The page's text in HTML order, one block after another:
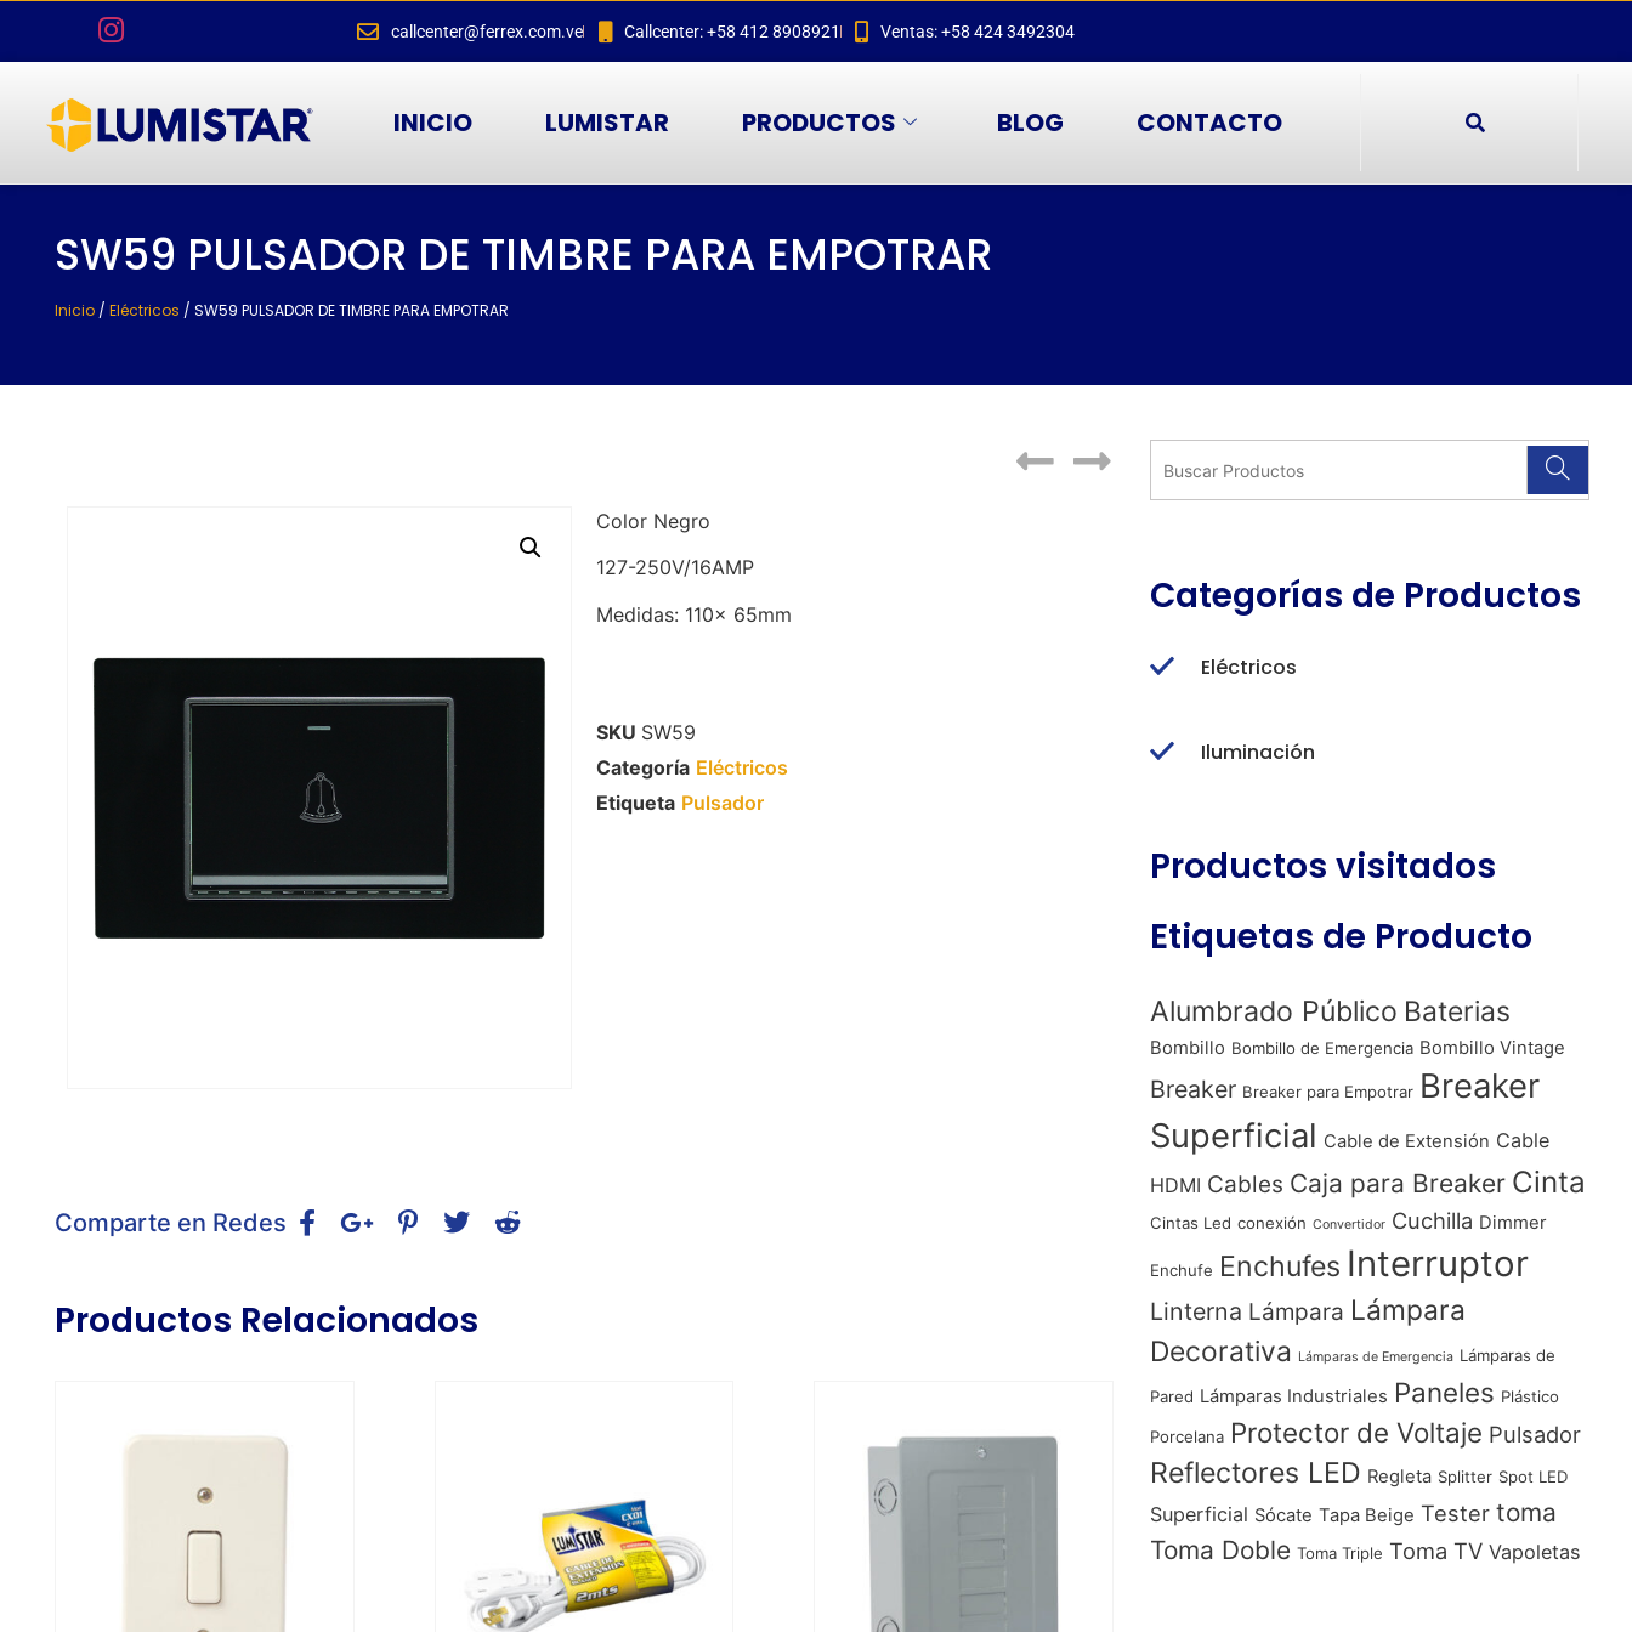
callcenter@ferrex.com.ve Callcenter: +58 412 8908921 Ventas: +58 424 3492304
INICIO LUMISTAR PRODUCTOS BLOG CONTACTO
SW59 PULSADOR DE TIMBRE PARA EMPOTRAR
Inicio / Eléctricos / SW59 PULSADOR DE TIMBRE PARA EMPOTRAR
Color Negro
127-250V/16AMP
Medidas: 110x 65mm
SKU SW59
Categoría Eléctricos
Etiqueta Pulsador
Comparte en Redes
Productos Relacionados
Categorías de Productos
Eléctricos
Iluminación
Productos visitados
Etiquetas de Producto
Alumbrado Público Baterias
Bombillo Bombillo de Emergencia Bombillo Vintage
Breaker Breaker para Empotrar Breaker
Superficial Cable de Extensión Cable
HDMI Cables Caja para Breaker Cinta
Cintas Led conexión Convertidor Cuchilla Dimmer
Enchufe Enchufes Interruptor
Linterna Lámpara Lámpara
Decorativa
Lámparas de Emergencia Lámparas de
Pared Lámparas Industriales Paneles Plástico
Porcelana Protector de Voltaje Pulsador
Reflectores LED Regleta Splitter Spot LED
Superficial Sócate Tapa Beige Tester toma
Toma Doble Toma Triple Toma TV Vapoletas